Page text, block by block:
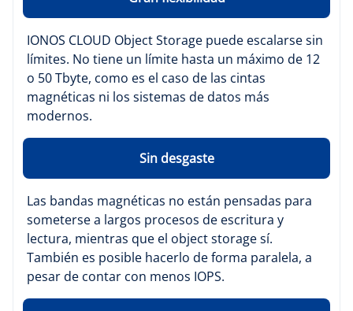
IONOS CLOUD Object Storage puede escalarse sin
límites. No tiene un límite hasta un máximo de 12
o 50 Tbyte, como es el caso de las cintas
magnéticas ni los sistemas de datos más
modernos.
Sin desgaste
Las bandas magnéticas no están pensadas para
someterse a largos procesos de escritura y
lectura, mientras que el object storage sí.
También es posible hacerlo de forma paralela, a
pesar de contar con menos IOPS.